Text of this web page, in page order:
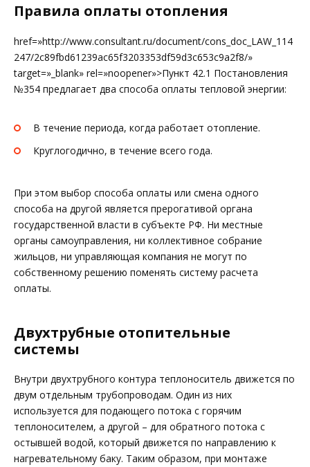
Правила оплаты отопления
href=»http://www.consultant.ru/document/cons_doc_LAW_114
247/2c89fbd61239ac65f3203353df59d3c653c9a2f8/»
target=»_blank» rel=»noopener»>Пункт 42.1 Постановления
№354 предлагает два способа оплаты тепловой энергии:
В течение периода, когда работает отопление.
Круглогодично, в течение всего года.
При этом выбор способа оплаты или смена одного
способа на другой является прерогативой органа
государственной власти в субъекте РФ. Ни местные
органы самоуправления, ни коллективное собрание
жильцов, ни управляющая компания не могут по
собственному решению поменять систему расчета
оплаты.
Двухтрубные отопительные
системы
Внутри двухтрубного контура теплоноситель движется по
двум отдельным трубопроводам. Один из них
используется для подающего потока с горячим
теплоносителем, а другой – для обратного потока с
остывшей водой, который движется по направлению к
нагревательному баку. Таким образом, при монтаже